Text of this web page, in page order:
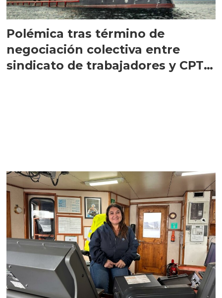
Polémica tras término de
negociación colectiva entre
sindicato de trabajadores y CPT